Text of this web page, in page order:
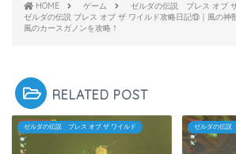
HOME ゲーム
ゼルダの伝説 ブレス オブ
ゼルダの伝説 ブレス オブ ザ ワイルド攻略日記⑬｜風の神
風のカースガノンを攻略！
RELATED POST
ゼルダの伝説 ブレス オブ ザ ワイルド ゼルダの伝説